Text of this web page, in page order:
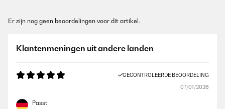
Er zijn nog geen beoordelingen voor dit artikel.
Klantenmeningen uit andere landen
GECONTROLEERDE BEOORDELING
07/01/2026
Passt